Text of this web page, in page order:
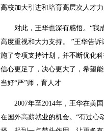
高校加大引进和培育高层次人才
对此，王华也深有感悟。“我成
高度重视和大力支持。 ”王华告
施了专项支持计划，并不断优化
信心更足了，决心更大了，希望
当好“严”师，育人才
2007年至2014年，王华在美国
在国外高薪就业的机会。“有过心